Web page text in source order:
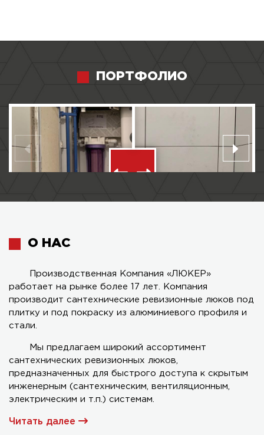
ПОРТФОЛИО
Серия AL-KR двухстворчатый
О НАС
Производственная Компания «ЛЮКЕР»
работает на рынке более 17 лет. Компания
производит сантехнические ревизионные люков под
плитку и под покраску из алюминиевого профиля и
стали.
Мы предлагаем широкий ассортимент
сантехнических ревизионных люков,
предназначенных для быстрого доступа к скрытым
инженерным (сантехническим, вентиляционным,
электрическим и т.п.) системам.
Читать далее